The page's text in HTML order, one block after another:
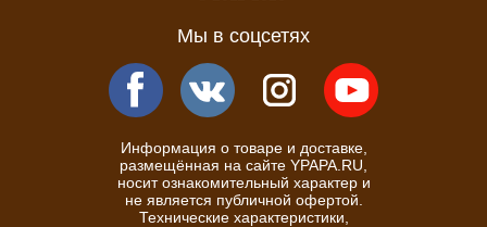
Мы в соцсетях
Информация о товаре и доставке,
размещённая на сайте YPAPA.RU,
носит ознакомительный характер и
не является публичной офертой.
Технические характеристики,